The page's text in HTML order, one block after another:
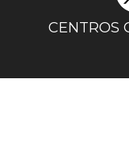
centroCENTROS